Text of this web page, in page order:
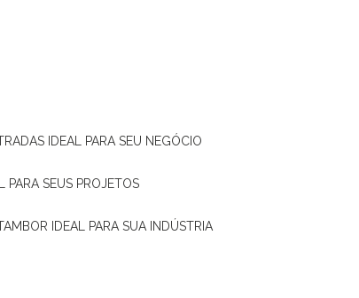
IDEAL PARA SEU NEGÓCIO
PARA SEUS PROJETOS
IDEAL PARA SUA INDÚSTRIA